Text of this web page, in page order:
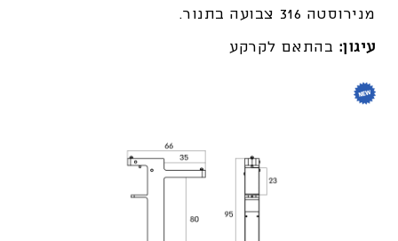
מנירוסטה 316 צבועה בתנור.
עיגון: בהתאם לקרקע